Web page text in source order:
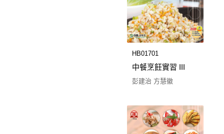
HB01701
中餐烹飪實習 III
彭建治 方慧徽